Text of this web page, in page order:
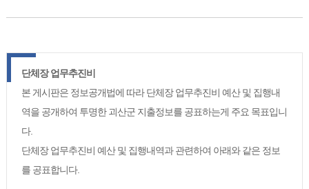
단체장 업무추진비
본 게시판은 정보공개법에 따라 단체장 업무추진비 예산 및 집행내
역을 공개하여 투명한 괴산군 지출정보를 공표하는게 주요 목표입니
다.
단체장 업무추진비 예산 및 집행내역과 관련하여 아래와 같은 정보
를 공표합니다.